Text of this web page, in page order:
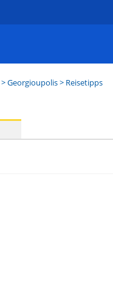
>Georgioupolis> Reisetipps